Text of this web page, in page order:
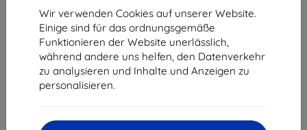
Wir verwenden Cookies auf unserer Website.
Einige sind für das ordnungsgemäße
Funktionieren der Website unerlässlich,
während andere uns helfen, den Datenverkehr
zu analysieren und Inhalte und Anzeigen zu
personalisieren.
Shield-Sk s.r.o.